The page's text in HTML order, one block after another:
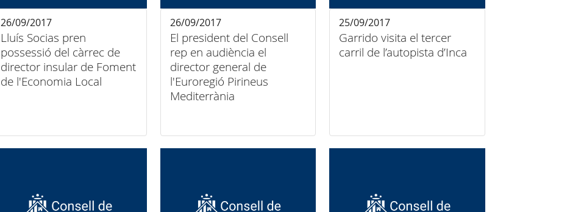
Lluís Socias pren
possessió del càrrec de
director insular de Foment
de l'Economia Local
26/09/2017
El president del Consell
rep en audiència el
director general de
l'Euroregió Pirineus
Mediterrània
26/09/2017
Garrido visita el tercer
carril de l’autopista d’Inca
25/09/2017